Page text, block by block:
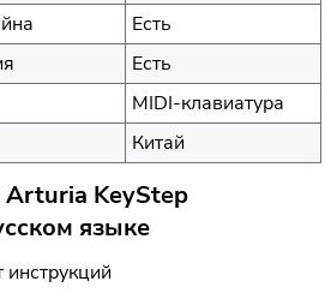
Есть
Есть
MIDI-клавиатура
Китай
Arturia KeyStep
языке